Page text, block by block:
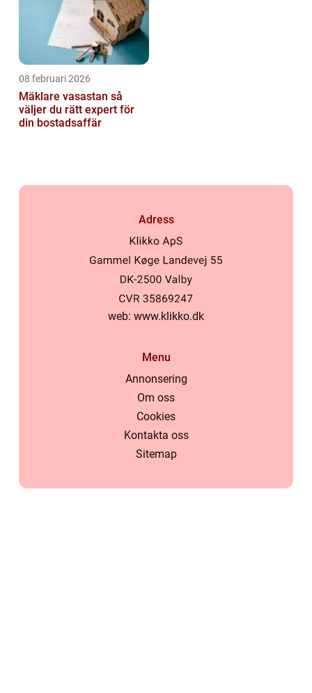
08 februari 2026
Mäklare vasastan så
väljer du rätt expert för
din bostadsaffär
Adress
web: www.klikko.dk
Menu
Annonsering
Om oss
Cookies
Kontakta oss
Sitemap